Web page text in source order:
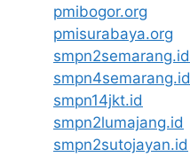
pmibogor.org
pmisurabaya.org
smpn2semarang.id
smpn4semarang.id
smpn14jkt.id
smpn2lumajang.id
smpn2sutojayan.id